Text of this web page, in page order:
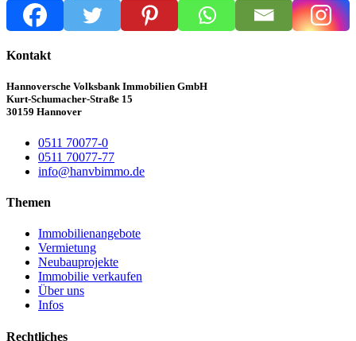
Kontakt
Hannoversche Volksbank Immobilien GmbH
Kurt-Schumacher-Straße 15
30159 Hannover
0511 70077-0
0511 70077-77
info@hanvbimmo.de
Themen
Immobilienangebote
Vermietung
Neubauprojekte
Immobilie verkaufen
Über uns
Infos
Rechtliches